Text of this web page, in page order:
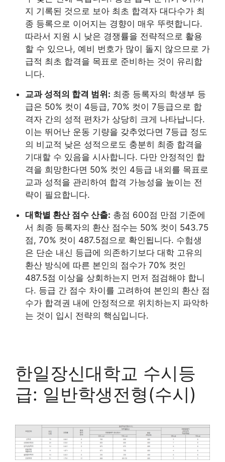
지 기록된 것으로 보아 최초 합격자 대다수가 최
종 등록으로 이어지는 경향이 매우 뚜렷합니다.
따라서 지원 시 낮은 경쟁률을 전략적으로 활용
할 수 있으나, 예비 번호가 많이 돌지 않으므로 가
급적 최초 합격을 목표로 준비하는 것이 유리합
니다.
교과 성적의 합격 범위: 최종 등록자의 학생부 등
급은 50% 컷이 4등급, 70% 컷이 7등급으로 합
격자 간의 성적 편차가 상당히 크게 나타납니다.
이는 뛰어난 운동 기량을 갖추었다면 7등급 정도
의 비교적 낮은 성적으로도 충분히 최종 합격을
기대할 수 있음을 시사합니다. 다만 안정적인 합
격을 희망한다면 50% 컷인 4등급 내외를 목표로
교과 성적을 관리하여 합격 가능성을 높이는 전
략이 필요합니다.
대학별 환산 점수 산출: 총점 600점 만점 기준에
서 최종 등록자의 환산 점수는 50% 컷이 543.75
점, 70% 컷이 487.5점으로 확인됩니다. 수험생
은 단순 내신 등급에 의존하기보다 대학 고유의
환산 방식에 따른 본인의 점수가 70% 컷인
487.5점 이상을 상회하는지 먼저 점검해야 합니
다. 등급 간 점수 차이를 고려하여 본인의 환산 점
수가 합격권 내에 안정적으로 위치하는지 파악하
는 것이 입시 전략의 핵심입니다.
한일장신대학교 수시등
급: 일반학생전형(수시)